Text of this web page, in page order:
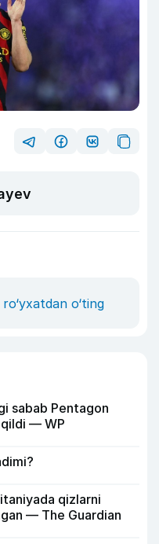
ro‘yxatdan o‘ting
sabab Pentagon
— WP
qizlarni
— The Guardian